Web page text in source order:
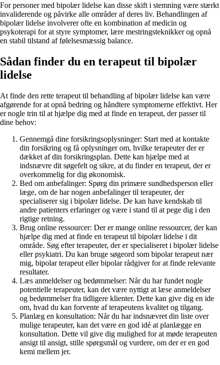
For personer med bipolær lidelse kan disse skift i stemning være stærkt
invaliderende og påvirke alle områder af deres liv. Behandlingen af
bipolær lidelse involverer ofte en kombination af medicin og
psykoterapi for at styre symptomer, lære mestringsteknikker og opnå
en stabil tilstand af følelsesmæssig balance.
Sådan finder du en terapeut til bipolær
lidelse
At finde den rette terapeut til behandling af bipolær lidelse kan være
afgørende for at opnå bedring og håndtere symptomerne effektivt. Her
er nogle trin til at hjælpe dig med at finde en terapeut, der passer til
dine behov:
Gennemgå dine forsikringsoplysninger: Start med at kontakte
din forsikring og få oplysninger om, hvilke terapeuter der er
dækket af din forsikringsplan. Dette kan hjælpe med at
indsnævre dit søgefelt og sikre, at du finder en terapeut, der er
overkommelig for dig økonomisk.
Bed om anbefalinger: Spørg din primære sundhedsperson eller
læge, om de har nogen anbefalinger til terapeuter, der
specialiserer sig i bipolær lidelse. De kan have kendskab til
andre patienters erfaringer og være i stand til at pege dig i den
rigtige retning.
Brug online ressourcer: Der er mange online ressourcer, der kan
hjælpe dig med at finde en terapeut til bipolær lidelse i dit
område. Søg efter terapeuter, der er specialiseret i bipolær lidelse
eller psykiatri. Du kan bruge søgeord som bipolar terapeut nær
mig, bipolar terapeut eller bipolar rådgiver for at finde relevante
resultater.
Læs anmeldelser og bedømmelser: Når du har fundet nogle
potentielle terapeuter, kan det være nyttigt at læse anmeldelser
og bedømmelser fra tidligere klienter. Dette kan give dig en ide
om, hvad du kan forvente af terapeutens kvalitet og tilgang.
Planlæg en konsultation: Når du har indsnævret din liste over
mulige terapeuter, kan det være en god idé at planlægge en
konsultation. Dette vil give dig mulighed for at møde terapeuten
ansigt til ansigt, stille spørgsmål og vurdere, om der er en god
kemi mellem jer.